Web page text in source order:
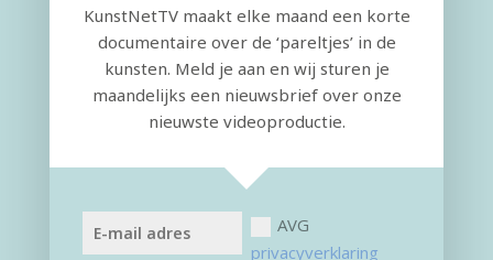
KunstNetTV maakt elke maand een korte
documentaire over de ‘pareltjes’ in de
kunsten. Meld je aan en wij sturen je
maandelijks een nieuwsbrief over onze
nieuwste videoproductie.
AVG
privacyverklaring